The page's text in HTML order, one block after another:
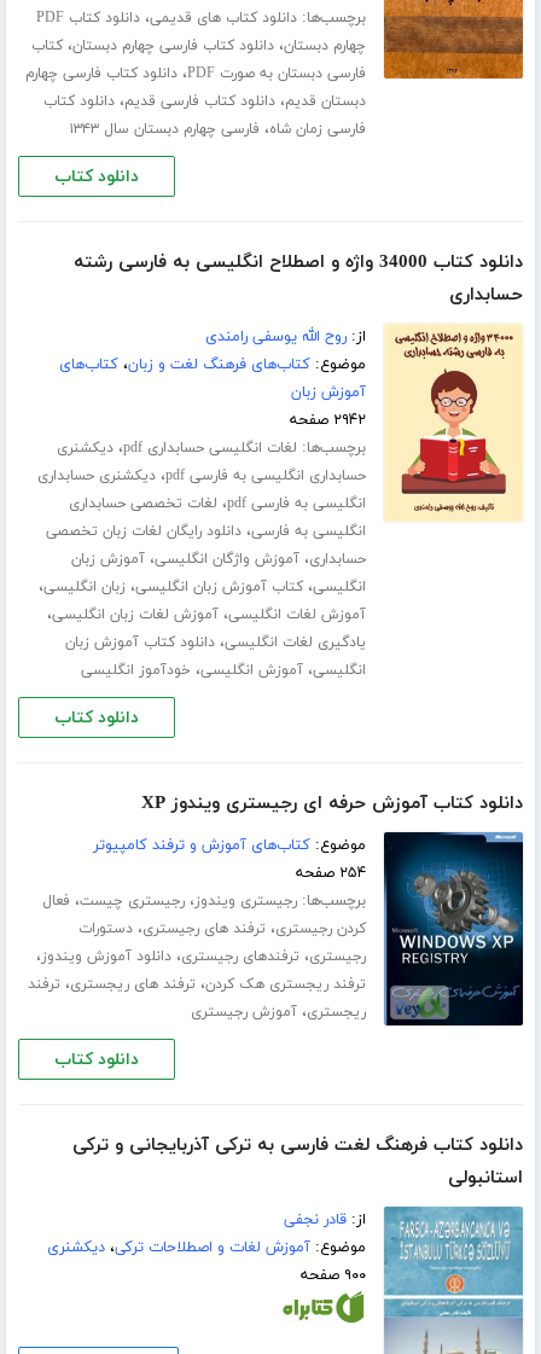
برچسب‌ها:دانلود کتاب های قدیمی،
دانلود کتاب PDF
چهارم دبستان،دانلود کتاب فارسی چهارم دبستان،کتاب
فارسی دبستان به صورت PDF
،دانلود کتاب فارسی چهارم
دبستان قدیم،دانلود کتاب فارسی قدیم،دانلود کتاب
فارسی زمان شاه، فارسی چهارم دبستان سال ۱۳۴۳
دانلود کتاب
دانلود کتاب 34000 واژه و اصطلاح انگلیسی به فارسی رشته
حسابداری
از:روح الله یوسفی رامندی
موضوع:کتاب‌های فرهنگ لغت و زبان،کتاب‌های
آموزش زبان
۲۹۴۲ صفحه
برچسب‌ها: لغات انگلیسی حسابداری pdf ،دیکشنری
حسابداری انگلیسی به فارسی pdf
،دیکشنری حسابداری
انگلیسی به فارسی pdf
، لغات تخصصی حسابداری
انگلیسی به فارسی،دانلود رایگان لغات زبان تخصصی
حسابداری،آموزش واژگان انگلیسی،آموزش زبان
انگلیسی،کتاب آموزش زبان انگلیسی، زبان انگلیسی،
آموزش لغات انگلیسی،آموزش لغات زبان انگلیسی،
یادگیری لغات انگلیسی،دانلود کتاب آموزش زبان
انگلیسی،آموزش انگلیسی، خودآموز انگلیسی
دانلود کتاب
دانلود کتاب آموزش حرفه ای رجیستری ویندوز XP
موضوع:کتاب‌های آموزش و ترفند کامپیوتر
۲۵۴ صفحه
برچسب‌ها:رجیستری ویندوز،رجیستری چیست، فعال
کردن رجیستری، ترفند های رجیستری،دستورات
رجیستری، ترفندهای رجیستری،دانلود آموزش ویندوز،
ترفند ریجستری هک کردن، ترفند های ریجستری، ترفند
ریجستری،آموزش رجیستری
دانلود کتاب
دانلود کتاب فرهنگ لغت فارسی به ترکی آذربایجانی و ترکی
استانبولی
از:قادر نجفی
موضوع:آموزش لغات و اصطلاحات ترکی،دیکشنری
۹۰۰ صفحه